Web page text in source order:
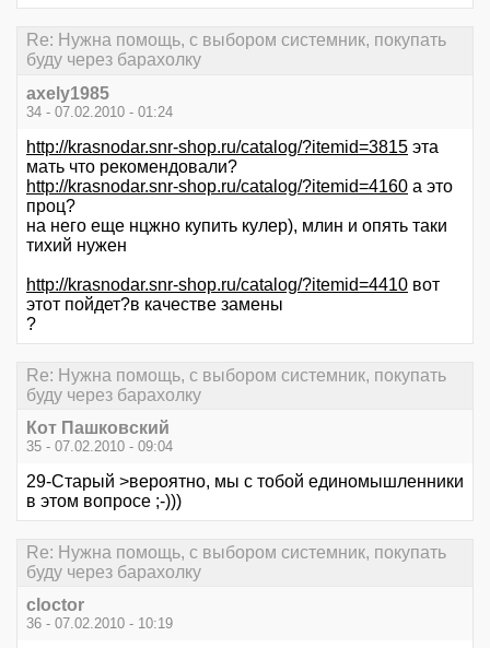
Re: Нужна помощь, с выбором системник, покупать
буду через барахолку
axely1985
34 - 07.02.2010 - 01:24
http://krasnodar.snr-shop.ru/catalog/?itemid=3815 эта
мать что рекомендовали?
http://krasnodar.snr-shop.ru/catalog/?itemid=4160 а это
проц?
на него еще нцжно купить кулер), млин и опять таки
тихий нужен
http://krasnodar.snr-shop.ru/catalog/?itemid=4410 вот
этот пойдет?в качестве замены
?
Re: Нужна помощь, с выбором системник, покупать
буду через барахолку
Кот Пашковский
35 - 07.02.2010 - 09:04
29-Старый >вероятно, мы с тобой единомышленники
в этом вопросе ;-)))
Re: Нужна помощь, с выбором системник, покупать
буду через барахолку
cloctor
36 - 07.02.2010 - 10:19